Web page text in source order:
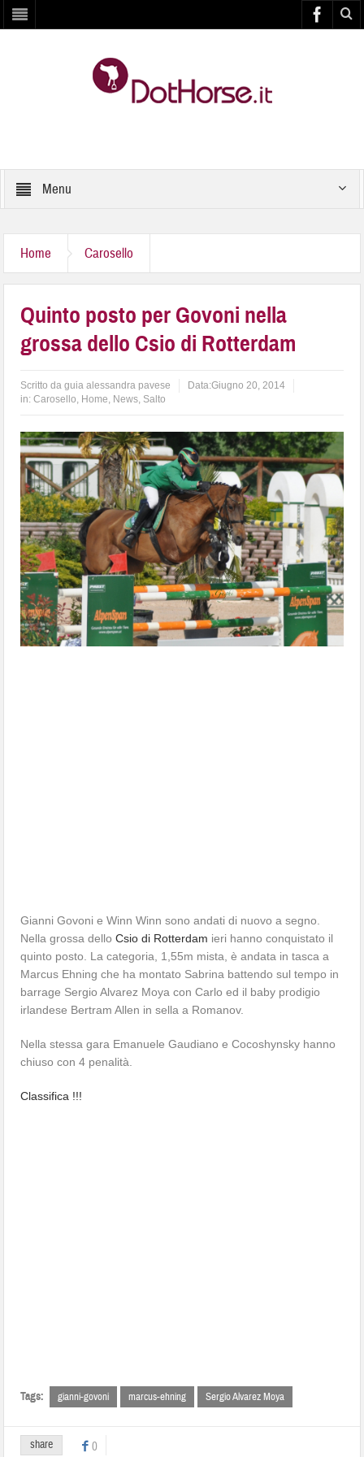
Menu
Home Carosello
Quinto posto per Govoni nella
grossa dello Csio di Rotterdam
Scritto daguia alessandra pavese Data:Giugno 20, 2014
in:Carosello, Home, News, Salto
Gianni Govoni e Winn Winn sono andati di nuovo a segno.
Nella grossa delloCsio di Rotterdam ieri hanno conquistato il
quinto posto. La categoria, 1,55m mista, è andata in tasca a
Marcus Ehning che ha montato Sabrina battendo sul tempo in
barrage Sergio Alvarez Moya con Carlo ed il baby prodigio
irlandese Bertram Allen in sella a Romanov.
Nella stessa gara Emanuele Gaudiano e Cocoshynsky hanno
chiuso con 4 penalità.
Classifica !!!
Tags: gianni-govoni marcus-ehning Sergio Alvarez Moya
share 0